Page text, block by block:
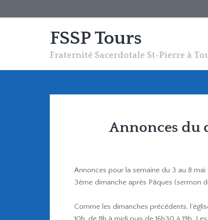
FSSP Tours
Fraternité Sacerdotale St-Pierre à
Annonces du
Annonces pour la semaine du 3 au 8 mai
3ème dimanche après Pâques (sermon
Comme les dimanches précédents,